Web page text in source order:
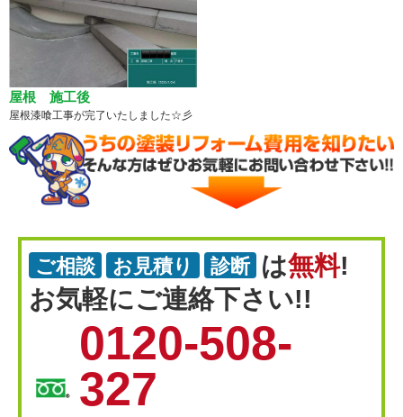
屋根 施工後
屋根漆喰工事が完了いたしました☆彡
ご相談 お見積り 診断 は無料!
お気軽にご連絡下さい!!
0120-508-
327